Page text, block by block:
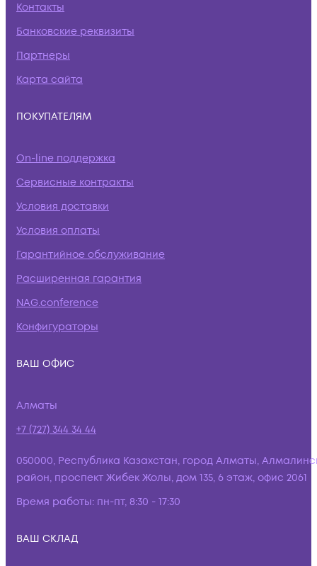
Контакты
Банковские реквизиты
Партнеры
Карта сайта
ПОКУПАТЕЛЯМ
On-line поддержка
Сервисные контракты
Условия доставки
Условия оплаты
Гарантийное обслуживание
Расширенная гарантия
NAG.conference
Конфигураторы
ВАШ ОФИС
Алматы
+7 (727) 344 34 44
050000, Республика Казахстан, город Алматы,
район, проспект Жибек Жолы, дом 135, 6 этаж, офис 2061
Время работы: пн-пт, 8:30 - 17:30
ВАШ СКЛАД